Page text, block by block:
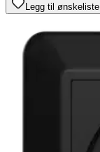
Legg til ønskeliste